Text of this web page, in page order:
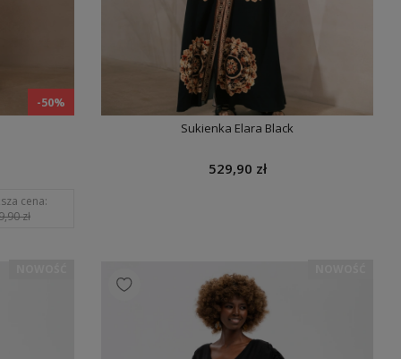
-50%
cena:
zł
Sukienka Elara Black
529,90 zł